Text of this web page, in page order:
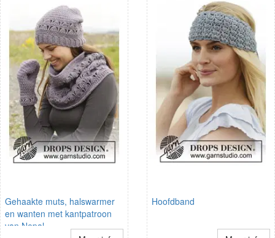
Gehaakte muts, halswarmer
en wanten met kantpatroon
van Nepal
Hoofdband